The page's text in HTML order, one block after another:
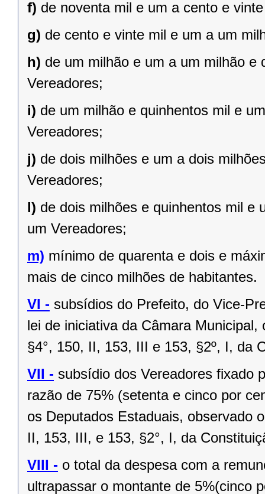
f) de noventa mil e um a cento e
g) de cento e vinte mil e um a um
h) de um milhão e um a um milhão e
Vereadores;
i) de um milhão e quinhentos mil e
Vereadores;
j) de dois milhões e um a dois
Vereadores;
l) de dois milhões e quinhentos mil e
um Vereadores;
m) mínimo de quarenta e dois e
mais de cinco milhões de habitantes.
VI - subsídios do Prefeito, do Vice-
lei de iniciativa da Câmara
§4°, 150, II, 153, III e 153, §2º, I, da
VII - subsídio dos Vereadores fixado
razão de 75% (setenta e cinco por
os Deputados Estaduais, observado
II, 153, III, e 153, §2°, I, da
VIII - o total da despesa com a
ultrapassar o montante de 5%(cinco